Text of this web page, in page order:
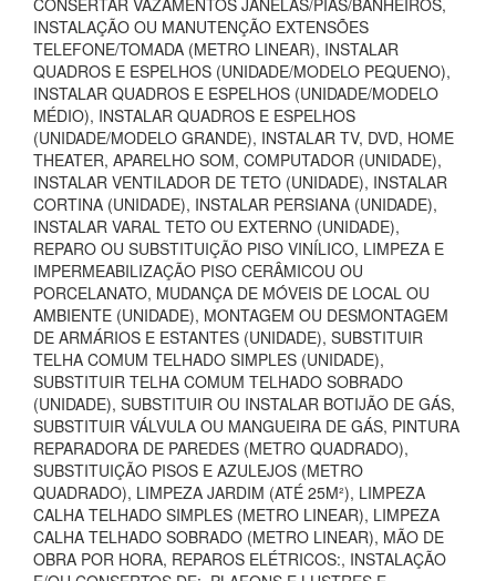
CONSERTAR VAZAMENTOS JANELAS/PIAS/BANHEIROS,
INSTALAÇÃO OU MANUTENÇÃO EXTENSÕES
TELEFONE/TOMADA (METRO LINEAR), INSTALAR
QUADROS E ESPELHOS (UNIDADE/MODELO PEQUENO),
INSTALAR QUADROS E ESPELHOS (UNIDADE/MODELO
MÉDIO), INSTALAR QUADROS E ESPELHOS
(UNIDADE/MODELO GRANDE), INSTALAR TV, DVD, HOME
THEATER, APARELHO SOM, COMPUTADOR (UNIDADE),
INSTALAR VENTILADOR DE TETO (UNIDADE), INSTALAR
CORTINA (UNIDADE), INSTALAR PERSIANA (UNIDADE),
INSTALAR VARAL TETO OU EXTERNO (UNIDADE),
REPARO OU SUBSTITUIÇÃO PISO VINÍLICO, LIMPEZA E
IMPERMEABILIZAÇÃO PISO CERÂMICOU OU
PORCELANATO, MUDANÇA DE MÓVEIS DE LOCAL OU
AMBIENTE (UNIDADE), MONTAGEM OU DESMONTAGEM
DE ARMÁRIOS E ESTANTES (UNIDADE), SUBSTITUIR
TELHA COMUM TELHADO SIMPLES (UNIDADE),
SUBSTITUIR TELHA COMUM TELHADO SOBRADO
(UNIDADE), SUBSTITUIR OU INSTALAR BOTIJÃO DE GÁS,
SUBSTITUIR VÁLVULA OU MANGUEIRA DE GÁS, PINTURA
REPARADORA DE PAREDES (METRO QUADRADO),
SUBSTITUIÇÃO PISOS E AZULEJOS (METRO
QUADRADO), LIMPEZA JARDIM (ATÉ 25M²), LIMPEZA
CALHA TELHADO SIMPLES (METRO LINEAR), LIMPEZA
CALHA TELHADO SOBRADO (METRO LINEAR), MÃO DE
OBRA POR HORA, REPAROS ELÉTRICOS:, INSTALAÇÃO